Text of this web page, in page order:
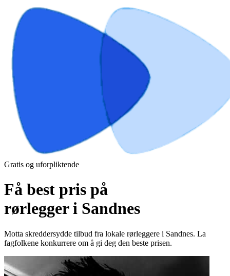
Gratis og uforpliktende
Få best pris på
rørlegger i Sandnes
Motta skreddersydde tilbud fra lokale rørleggere i Sandnes. La
fagfolkene konkurrere om å gi deg den beste prisen.